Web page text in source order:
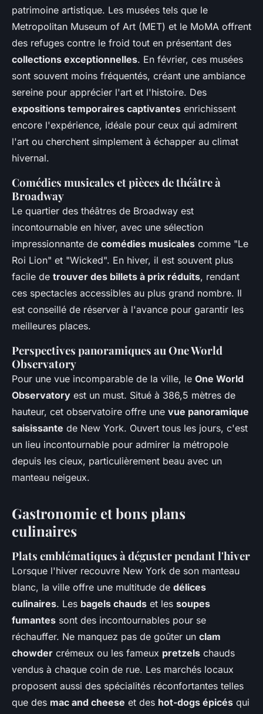
patrimoine artistique. Les musées tels que le
Metropolitan Museum of Art (MET) et le MoMA offrent
des refuges contre le froid tout en présentant des
collections exceptionnelles. En février, ces musées
sont souvent moins fréquentés, créant une ambiance
sereine pour apprécier l'art et l'histoire. Des
expositions temporaires captivantes enrichissent
encore l'expérience, idéale pour ceux qui admirent
l'art ou cherchent simplement à échapper au climat
hivernal.
Comédies musicales et pièces de théâtre à
Broadway
Le quartier des théâtres de Broadway est
incontournable en hiver, avec une sélection
impressionnante de comédies musicales comme "Le
Roi Lion" et "Wicked". En hiver, il est souvent plus
facile de trouver des billets à prix réduits, rendant
ces spectacles accessibles au plus grand nombre. Il
est conseillé de réserver à l'avance pour garantir les
meilleures places.
Perspectives panoramiques au One World
Observatory
Pour une vue incomparable de la ville, le One World
Observatory est un must. Situé à 386,5 mètres de
hauteur, cet observatoire offre une vue panoramique
saisissante de New York. Ouvert tous les jours, c'est
un lieu incontournable pour admirer la métropole
depuis les cieux, particulièrement beau avec un
manteau neigeux.
Gastronomie et bons plans
culinaires
Plats emblématiques à déguster pendant l'hiver
Lorsque l'hiver recouvre New York de son manteau
blanc, la ville offre une multitude de délices
culinaires. Les bagels chauds et les soupes
fumantes sont des incontournables pour se
réchauffer. Ne manquez pas de goûter un clam
chowder crémeux ou les fameux pretzels chauds
vendus à chaque coin de rue. Les marchés locaux
proposent aussi des spécialités réconfortantes telles
que des mac and cheese et des hot-dogs épicés qui